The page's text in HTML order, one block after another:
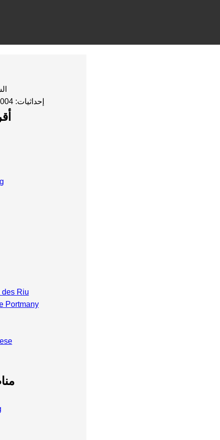
إحداثيات: 36.47004, 2.8277
des Riu
Portmany